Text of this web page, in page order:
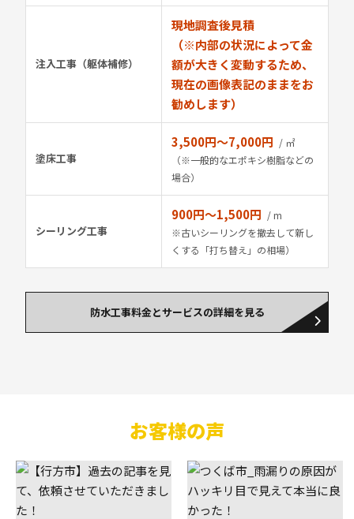
注入工事（躯体補修）
現地調査後見積
（※内部の状況によって金
額が大きく変動するため、
現在の画像表記のままをお
勧めします）
塗床工事
3,500円〜7,000円 / ㎡
（※一般的なエポキシ樹脂などの
場合）
シーリング工事
900円〜1,500円 / m
※古いシーリングを撤去して新し
くする「打ち替え」の相場）
防水工事料金とサービスの詳細を見る
お客様の声